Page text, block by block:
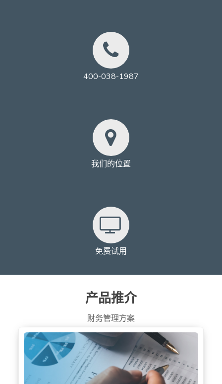
400-038-1987
我们的位置
免费试用
产品推介
财务管理方案